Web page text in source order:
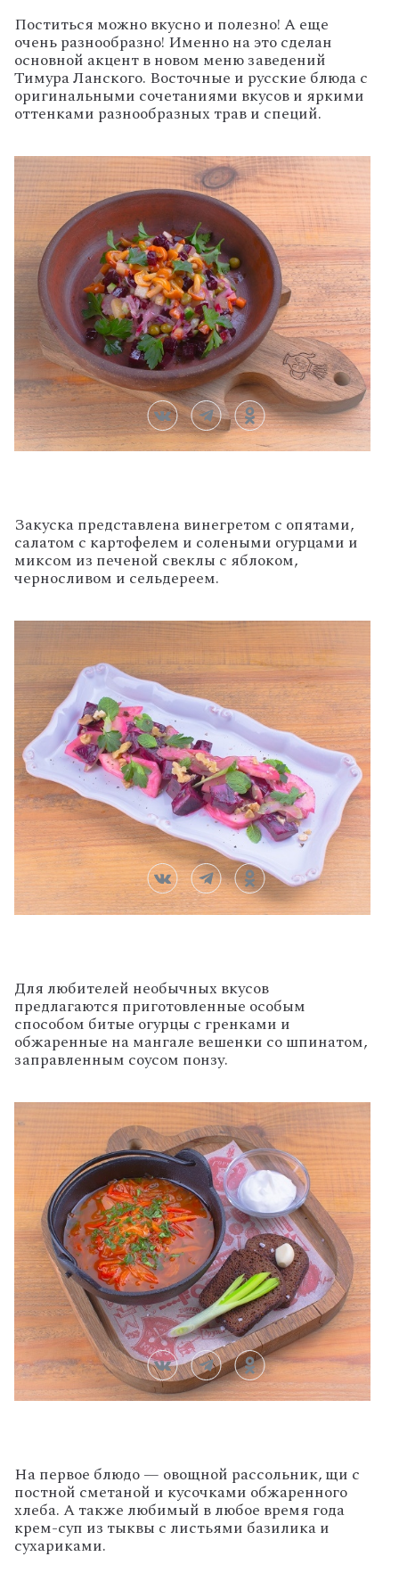
Поститься можно вкусно и полезно! А еще
очень разнообразно! Именно на это сделан
основной акцент в новом меню заведений
Тимура Ланского. Восточные и русские блюда с
оригинальными сочетаниями вкусов и яркими
оттенками разнообразных трав и специй.
Закуска представлена винегретом с опятами,
салатом с картофелем и солеными огурцами и
миксом из печеной свеклы с яблоком,
черносливом и сельдереем.
Для любителей необычных вкусов
предлагаются приготовленные особым
способом битые огурцы с гренками и
обжаренные на мангале вешенки со шпинатом,
заправленным соусом понзу.
На первое блюдо — овощной рассольник, щи с
постной сметаной и кусочками обжаренного
хлеба. А также любимый в любое время года
крем-суп из тыквы с листьями базилика и
сухариками.